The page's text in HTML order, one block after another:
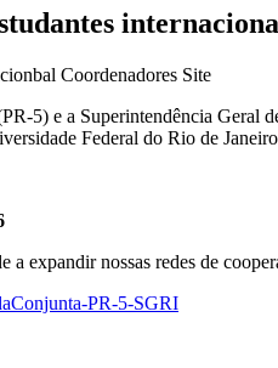
5) e a Superintendência Geral
Federal do Rio de
a expandir nossas redes de
PR-5-SGRI